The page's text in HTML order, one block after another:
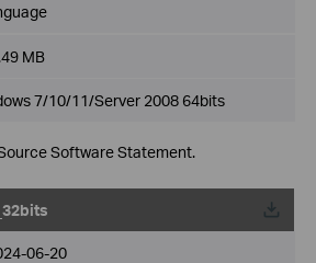
MB
7/10/11/Server 2008 64bits
Software Statement.
Về
06-20